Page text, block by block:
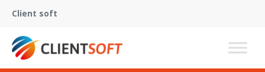
Client soft